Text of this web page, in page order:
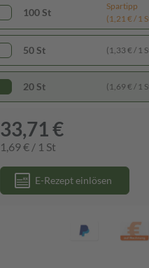
100 St
Spartipp
(1,21 € / 1
50 St (1,33 € / 1
20 St (1,69 € / 1
33,71 €
1,69 € / 1 St
E-Rezept einlösen